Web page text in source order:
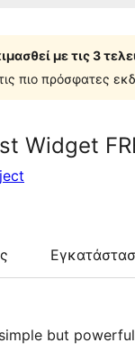
με τις 3
πιο πρόσφατες
Widget
but